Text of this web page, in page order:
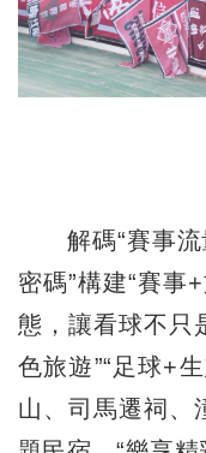
解碼“賽事流
密碼”構建“賽事
態，讓看球不只
色旅遊”“足球+
山、司馬遷祠、